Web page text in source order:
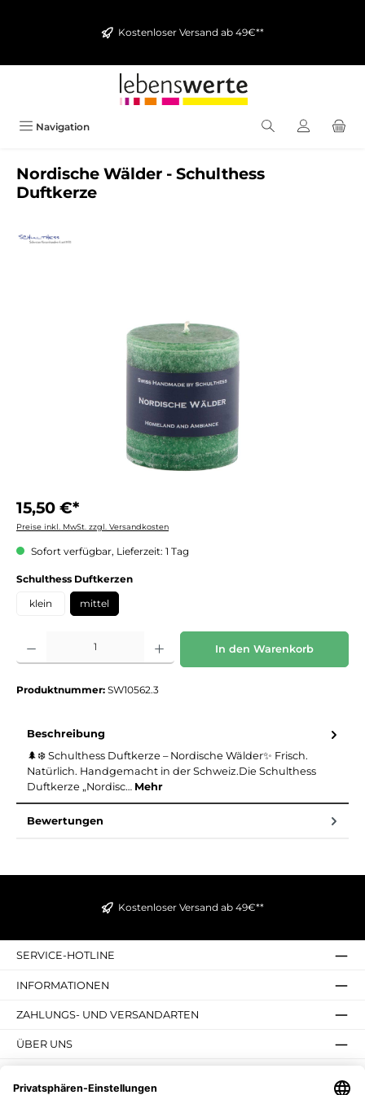
Kostenloser Versand ab 49€**
Navigation
Nordische Wälder - Schulthess
Duftkerze
15,50 €*
Preise inkl. MwSt. zzgl. Versandkosten
Sofort verfügbar, Lieferzeit: 1 Tag
Schulthess Duftkerzenauswählen
klein mittel
Produkt Anzahl: Gib den gewünschten Wert ein oder benutze die Schaltflächen um
In den Warenkorb
Produktnummer: SW10562.3
Beschreibung
🌲❄️ Schulthess Duftkerze – Nordische Wälder✨ Frisch.
Natürlich. Handgemacht in der Schweiz.Die Schulthess
Duftkerze „Nordisc… Mehr
Bewertungen
Kostenloser Versand ab 49€**
SERVICE-HOTLINE
INFORMATIONEN
ZAHLUNGS- UND VERSANDARTEN
ÜBER UNS